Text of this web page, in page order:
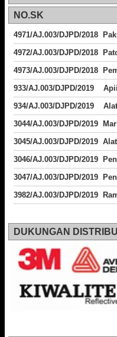
NO.SK
4971/AJ.003/DJPD/2018
4972/AJ.003/DJPD/2018
4973/AJ.003/DJPD/2018
933/AJ.003/DJPD/2019
934/AJ.003/DJPD/2019
3044/AJ.003/DJPD/2019
3045/AJ.003/DJPD/2019
3046/AJ.003/DJPD/2019
3047/AJ.003/DJPD/2019
3982/AJ.003/DJPD/2019
DUKUNGAN